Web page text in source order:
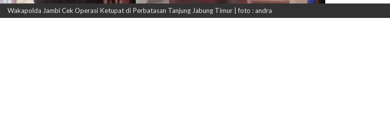
Wakapolda Jambi Cek Operasi Ketupat di Perbatasan Tanjung Jabung Timur | foto : andra